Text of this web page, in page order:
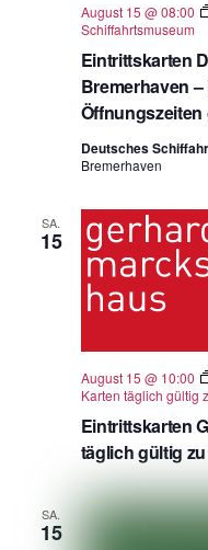
Eintrittskarten
Bremerhaven
Öffnungszeiten
August 15 @ 08:00
Schiffahrtsmuseum
Deutsches
Bremerhaven
SA.
15
Eintrittskarten
täglich gültig
August 15 @ 10:00
Karten täglich gültig
SA.
15